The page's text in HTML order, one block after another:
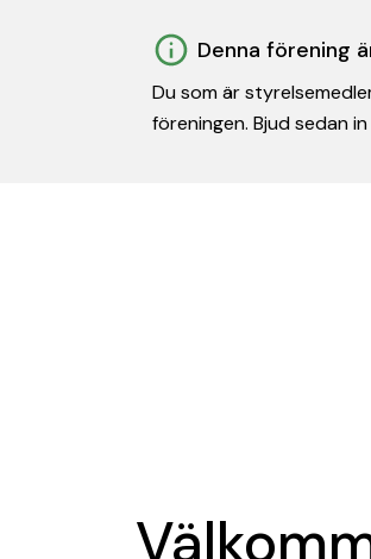
Denna förening
Du som är
föreningen. Bjud sedan